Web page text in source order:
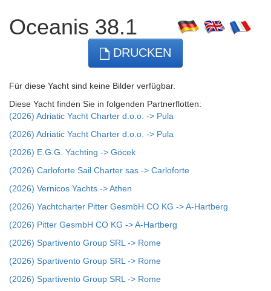
Oceanis 38.1
DRUCKEN
Für diese Yacht sind keine Bilder verfügbar.
Diese Yacht finden Sie in folgenden Partnerflotten:
(2026) Adriatic Yacht Charter d.o.o. -> Pula
(2026) Adriatic Yacht Charter d.o.o. -> Pula
(2026) E.G.G. Yachting -> Göcek
(2026) Carloforte Sail Charter sas -> Carloforte
(2026) Vernicos Yachts -> Athen
(2026) Yachtcharter Pitter GesmbH CO KG -> A-Hartberg
(2026) Pitter GesmbH CO KG -> A-Hartberg
(2026) Spartivento Group SRL -> Rome
(2026) Spartivento Group SRL -> Rome
(2026) Spartivento Group SRL -> Rome